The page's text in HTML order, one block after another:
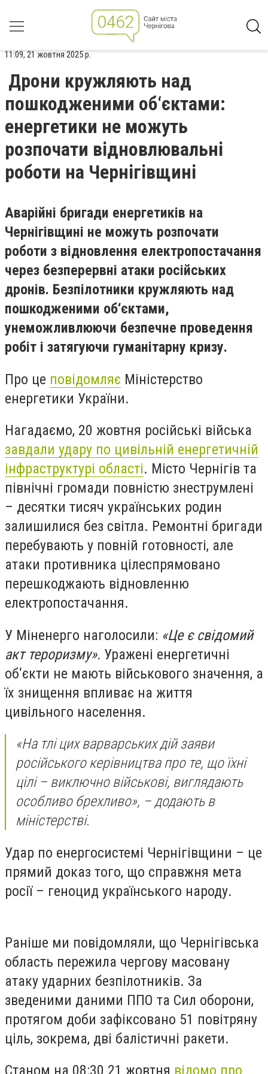
11:09, 21 жовтня 2025 р.
Дрони кружляють над
пошкодженими об‘єктами:
енергетики не можуть
розпочати відновлювальні
роботи на Чернігівщині
Аварійні бригади енергетиків на
Чернігівщині не можуть розпочати
роботи з відновлення електропостачання
через безперервні атаки російських
дронів. Безпілотники кружляють над
пошкодженими об‘єктами,
унеможливлюючи безпечне проведення
робіт і затягуючи гуманітарну кризу.
Про це повідомляє Міністерство
енергетики України.
Нагадаємо, 20 жовтня російські війська
завдали удару по цивільній енергетичній
інфраструктурі області. Місто Чернігів та
північні громади повністю знеструмлені
– десятки тисяч українських родин
залишилися без світла. Ремонтні бригади
перебувають у повній готовності, але
атаки противника цілеспрямовано
перешкоджають відновленню
електропостачання.
У Міненерго наголосили: «Це є свідомий
акт тероризму». Уражені енергетичні
об‘єкти не мають військового значення, а
їх знищення впливає на життя
цивільного населення.
«На тлі цих варварських дій заяви
російського керівництва про те, що їхні
цілі – виключно військові, виглядають
особливо брехливо», – додають в
міністерстві.
Удар по енергосистемі Чернігівщини – це
прямий доказ того, що справжня мета
росії – геноцид українського народу.
Раніше ми повідомляли, що Чернігівська
область пережила чергову масовану
атаку ударних безпілотників. За
зведеними даними ППО та Сил оборони,
протягом доби зафіксовано 51 повітряну
ціль, зокрема, дві балістичні ракети.
Станом на 08:30 21 жовтня відомо про